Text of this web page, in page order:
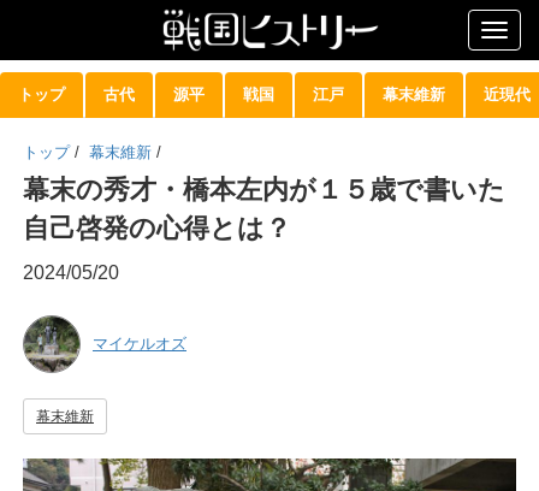
トップ 古代 源平 戦国 江戸 幕末維新 近現代
トップ / 幕末維新 /
幕末の秀才・橋本左内が１５歳で書いた
自己啓発の心得とは？
2024/05/20
マイケルオズ
幕末維新